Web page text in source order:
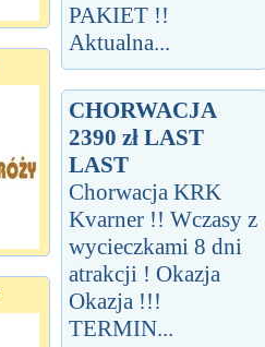
PAKIET !!
Aktualna...
CHORWACJA
2390 zł LAST
LAST
Chorwacja KRK
Kvarner !! Wczasy z
wycieczkami 8 dni
atrakcji ! Okazja
Okazja !!!
TERMIN...